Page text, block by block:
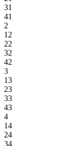
31
41
2
12
22
32
42
3
13
23
33
43
4
14
24
34